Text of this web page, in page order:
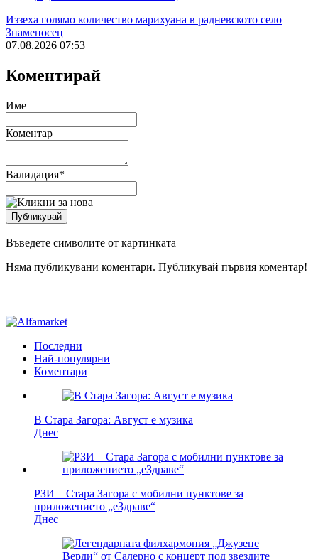
Иззеха голямо количество марихуана в радневското село
Знаменосец
07.08.2026 07:53
Коментирай
Име
Коментар
Валидация*
Въведете символите от картинката
Няма публикувани коментари. Публикувай първия коментар!
Последни
Най-популярни
Коментари
В Стара Загора: Август е музика
Днес
РЗИ – Стара Загора с мобилни пунктове за
приложението „еЗдраве“
Днес